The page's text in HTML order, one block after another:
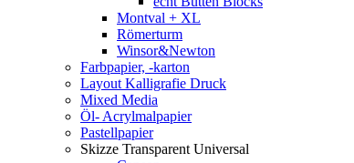
Montval + XL
Römerturm
Winsor&Newton
Farbpapier, -karton
Layout Kalligrafie Druck
Mixed Media
Öl- Acrylmalpapier
Pastellpapier
Skizze Transparent Universal